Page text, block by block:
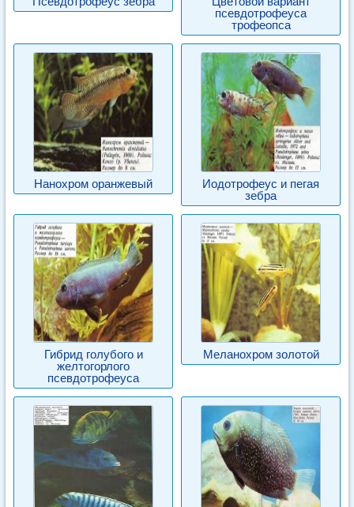
псевдотрофеуса
трофеопса
Нанохром оранжевый
Иодотрофеус и пегая
зебра
Гибрид голубого и
желтогорлого
псевдотрофеуса
Меланохром золотой